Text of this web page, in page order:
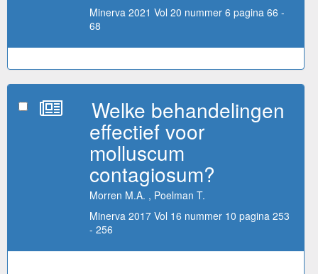
Minerva 2021 Vol 20 nummer 6 pagina 66 -
68
Welke behandelingen
effectief voor
molluscum
contagiosum?
Morren M.A. , Poelman T.
Minerva 2017 Vol 16 nummer 10 pagina 253
- 256